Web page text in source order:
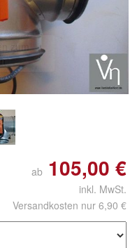
zum
ab 105,00 €
inkl. MwSt.
Versandkosten nur 6,90 €